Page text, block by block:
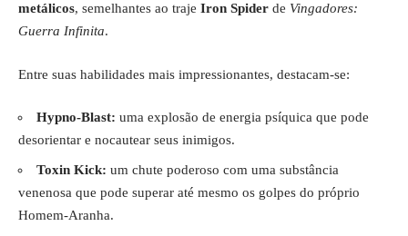
metálicos, semelhantes ao traje Iron Spider de Vingadores:
Guerra Infinita.
Entre suas habilidades mais impressionantes, destacam-se:
Hypno-Blast: uma explosão de energia psíquica que pode
desorientar e nocautear seus inimigos.
Toxin Kick: um chute poderoso com uma substância
venenosa que pode superar até mesmo os golpes do próprio
Homem-Aranha.